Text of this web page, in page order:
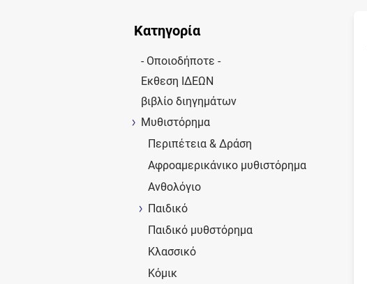
Κατηγορία
- Οποιοδήποτε -
Εκθεση ΙΔΕΩΝ
βιβλίο διηγημάτων
Μυθιστόρημα
Περιπέτεια & Δράση
Αφροαμερικάνικο μυθιστόρημα
Ανθολόγιο
Παιδικό
Παιδικό μυθστόρημα
Κλασσικό
Κόμικ